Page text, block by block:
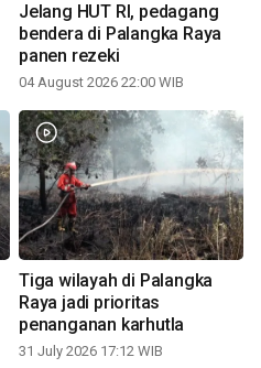
Jelang HUT RI, pedagang
bendera di Palangka Raya
panen rezeki
04 August 2026 22:00 WIB
Tiga wilayah di Palangka
Raya jadi prioritas
penanganan karhutla
31 July 2026 17:12 WIB